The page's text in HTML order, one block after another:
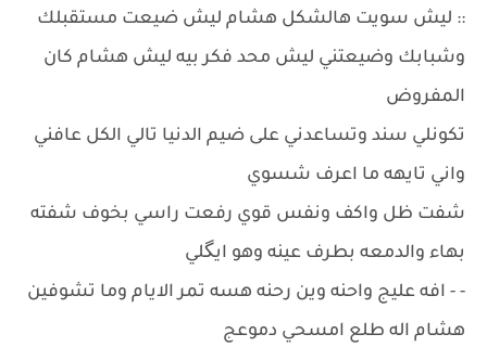
:: ليش سويت هالشكل هشام ليش ضيعت مستقبلك
وشبابك وضيعتني ليش محد فكر بيه ليش هشام كان
المفروض
تكونلي سند وتساعدني على ضيم الدنيا تالي الكل عافني
واني تايهه ما اعرف شسوي
شفت ظل واكف ونفس قوي رفعت راسي بخوف شفته
بهاء والدمعه بطرف عينه وهو ايگلي
- - افه عليج واحنه وين رحنه هسه تمر الايام وما تشوفين
هشام اله طلع امسحي دموعج